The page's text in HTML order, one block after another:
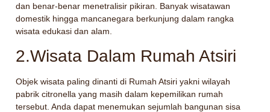
dan benar-benar menetralisir pikiran. Banyak wisatawan
domestik hingga mancanegara berkunjung dalam rangka
wisata edukasi dan alam.
2.Wisata Dalam Rumah Atsiri
Objek wisata paling dinanti di Rumah Atsiri yakni wilayah
pabrik citronella yang masih dalam kepemilikan rumah
tersebut. Anda dapat menemukan sejumlah bangunan sisa